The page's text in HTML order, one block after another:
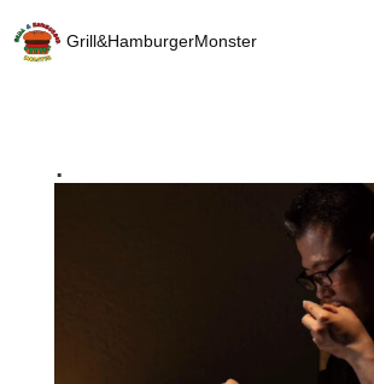
Grill&HamburgerMonster
.